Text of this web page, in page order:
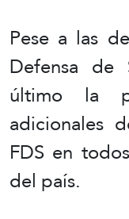
Pese a las
Defensa de
último la
adicionales
FDS en
del país.